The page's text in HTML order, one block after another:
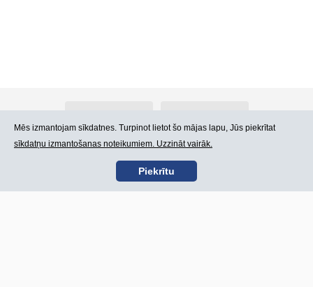
Kontakti Lietošanas noteikumi
Mēs izmantojam sīkdatnes. Turpinot lietot šo mājas lapu, Jūs piekrītat
sīkdatņu izmantošanas noteikumiem. Uzzināt vairāk.
Piekrītu